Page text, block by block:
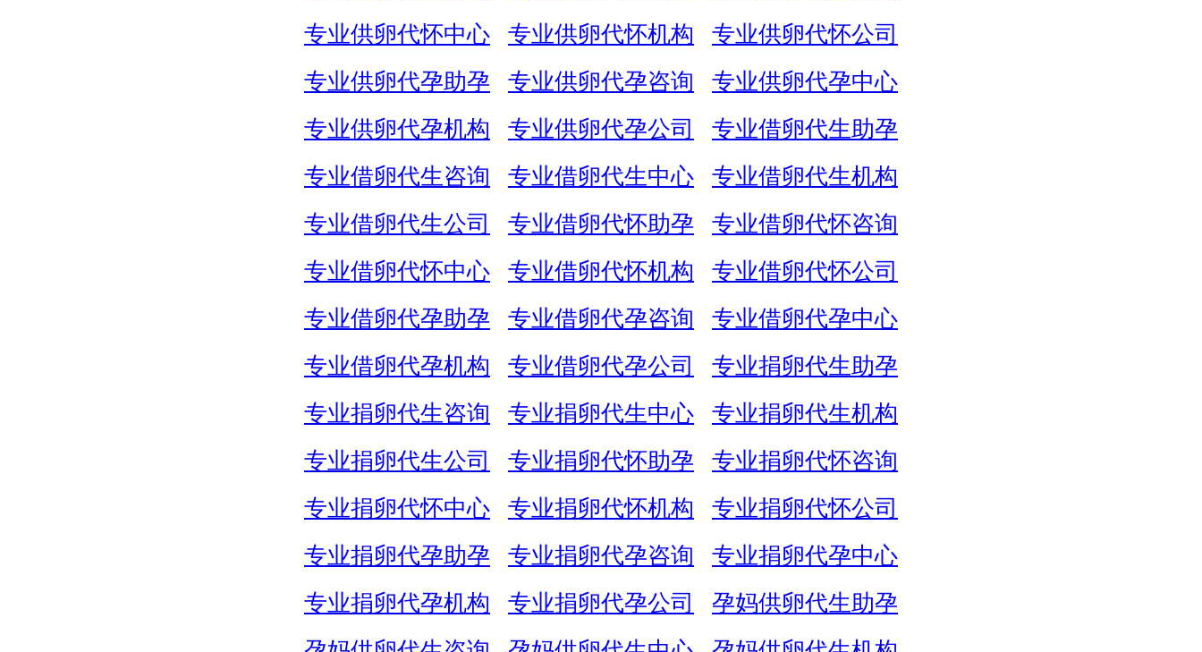
专业供卵代怀中心
专业供卵代怀机构
专业供卵代怀公司
专业供卵代孕助孕
专业供卵代孕咨询
专业供卵代孕中心
专业供卵代孕机构
专业供卵代孕公司
专业借卵代生助孕
专业借卵代生咨询
专业借卵代生中心
专业借卵代生机构
专业借卵代生公司
专业借卵代怀助孕
专业借卵代怀咨询
专业借卵代怀中心
专业借卵代怀机构
专业借卵代怀公司
专业借卵代孕助孕
专业借卵代孕咨询
专业借卵代孕中心
专业借卵代孕机构
专业借卵代孕公司
专业捐卵代生助孕
专业捐卵代生咨询
专业捐卵代生中心
专业捐卵代生机构
专业捐卵代生公司
专业捐卵代怀助孕
专业捐卵代怀咨询
专业捐卵代怀中心
专业捐卵代怀机构
专业捐卵代怀公司
专业捐卵代孕助孕
专业捐卵代孕咨询
专业捐卵代孕中心
专业捐卵代孕机构
专业捐卵代孕公司
孕妈供卵代生助孕